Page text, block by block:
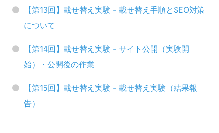
【第13回】載せ替え実験 - 載せ替え手順とSEO対策
について
【第14回】載せ替え実験 - サイト公開（実験開
始）・公開後の作業
【第15回】載せ替え実験 - 載せ替え実験（結果報
告）